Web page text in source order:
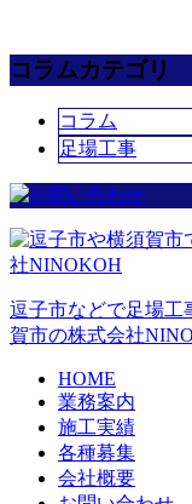
コラムカテゴリ
コラム
足場工事
逗子市などで足場工
賀市の株式会社
HOME
業務案内
施工実績
各種募集
会社概要